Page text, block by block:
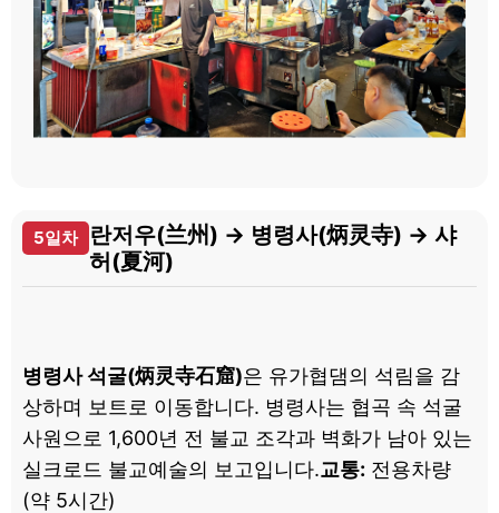
5일차
란저우(兰州) → 병령사(炳灵寺) → 샤
허(夏河)
병령사 석굴(炳灵寺石窟)은 유가협댐의 석림을 감
상하며 보트로 이동합니다. 병령사는 협곡 속 석굴
사원으로 1,600년 전 불교 조각과 벽화가 남아 있는
실크로드 불교예술의 보고입니다.교통: 전용차량
(약 5시간)